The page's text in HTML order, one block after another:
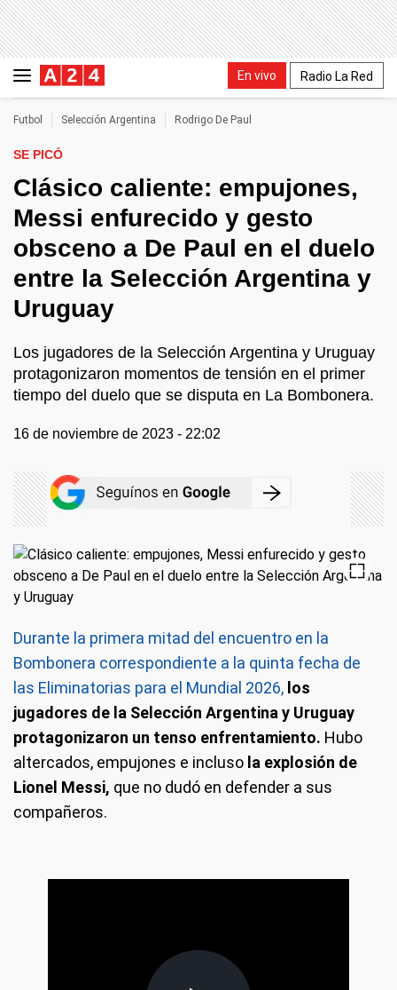
En vivo Radio La Red
Futbol Selección Argentina Rodrigo De Paul
SE PICÓ
Clásico caliente: empujones,
Messi enfurecido y gesto
obsceno a De Paul en el duelo
entre la Selección Argentina y
Uruguay
Los jugadores de la Selección Argentina y Uruguay
protagonizaron momentos de tensión en el primer
tiempo del duelo que se disputa en La Bombonera.
16 de noviembre de 2023 - 22:02
Durante la primera mitad del encuentro en la
Bombonera correspondiente a la quinta fecha de
las Eliminatorias para el Mundial 2026, los
jugadores de la Selección Argentina y Uruguay
protagonizaron un tenso enfrentamiento. Hubo
altercados, empujones e incluso la explosión de
Lionel Messi, que no dudó en defender a sus
compañeros.